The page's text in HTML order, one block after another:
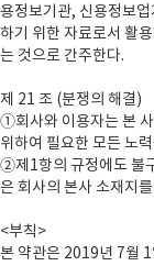
용정보기관, 신용정보
하기 위한 자료로서 활
는 것으로 간주한다.
제 21 조 (분쟁의 해결)
①회사와 이용자는 본 사
위하여 필요한 모든 노
②제1항의 규정에도 불
은 회사의 본사 소재지
<부칙>
본 약관은 2019년 7월